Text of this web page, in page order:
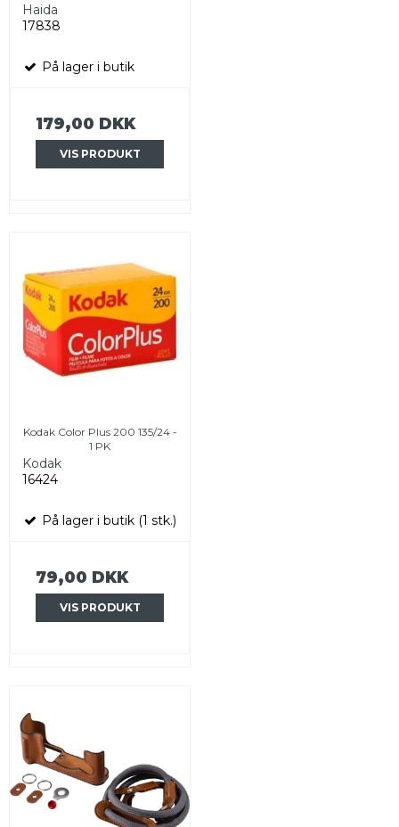
Haida
17838
På lager i butik
179,00 DKK
VIS PRODUKT
Kodak Color Plus 200 135/24 -
1 PK
Kodak
16424
På lager i butik (1 stk.)
79,00 DKK
VIS PRODUKT